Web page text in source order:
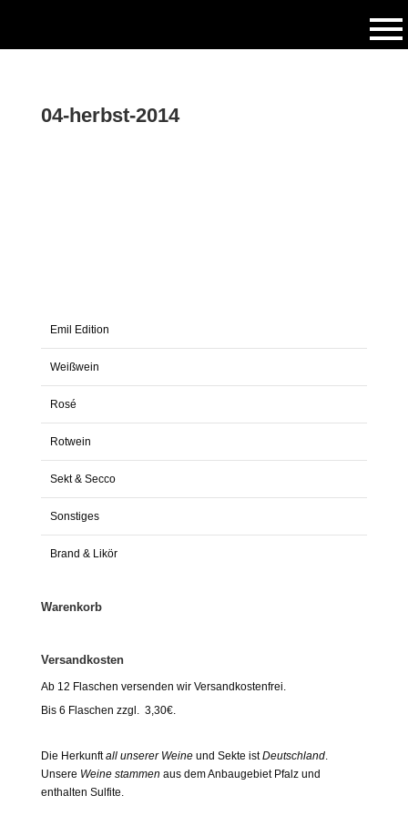
04-herbst-2014
Emil Edition
Weißwein
Rosé
Rotwein
Sekt & Secco
Sonstiges
Brand & Likör
Warenkorb
Versandkosten
Ab 12 Flaschen versenden wir Versandkostenfrei.
Bis 6 Flaschen zzgl. 3,30€.
Die Herkunftall unserer Weineund Sekte istDeutschland.
Unsere Weine stammen aus dem Anbaugebiet Pfalz und
enthalten Sulfite.